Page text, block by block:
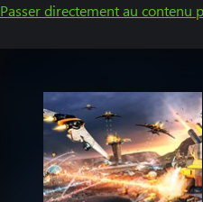
Passer directement au contenu